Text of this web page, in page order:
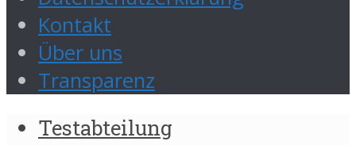
Kontakt
Über uns
Transparenz
Testabteilung